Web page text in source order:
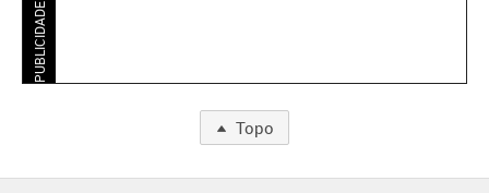
PUBLICIDADE
Topo